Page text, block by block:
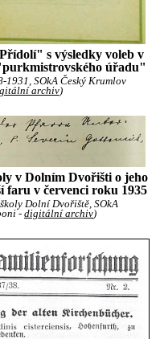
s výsledky voleb v
úřadu"
SOkA Český Krumlov
archiv)
v Dolním Dvořišti o jeho
faru v červenci roku 1935
Dolní Dvořiště, SOkA
- digitální archiv)